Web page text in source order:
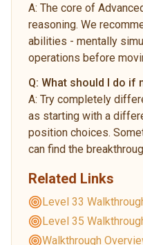
A: The core of
reasoning. We
abilities - mentally
operations before
Q: What should I do if
A: Try completely
as starting with a
position choices.
can find the
Related Links
Level 33
Level 35
Walkthrough